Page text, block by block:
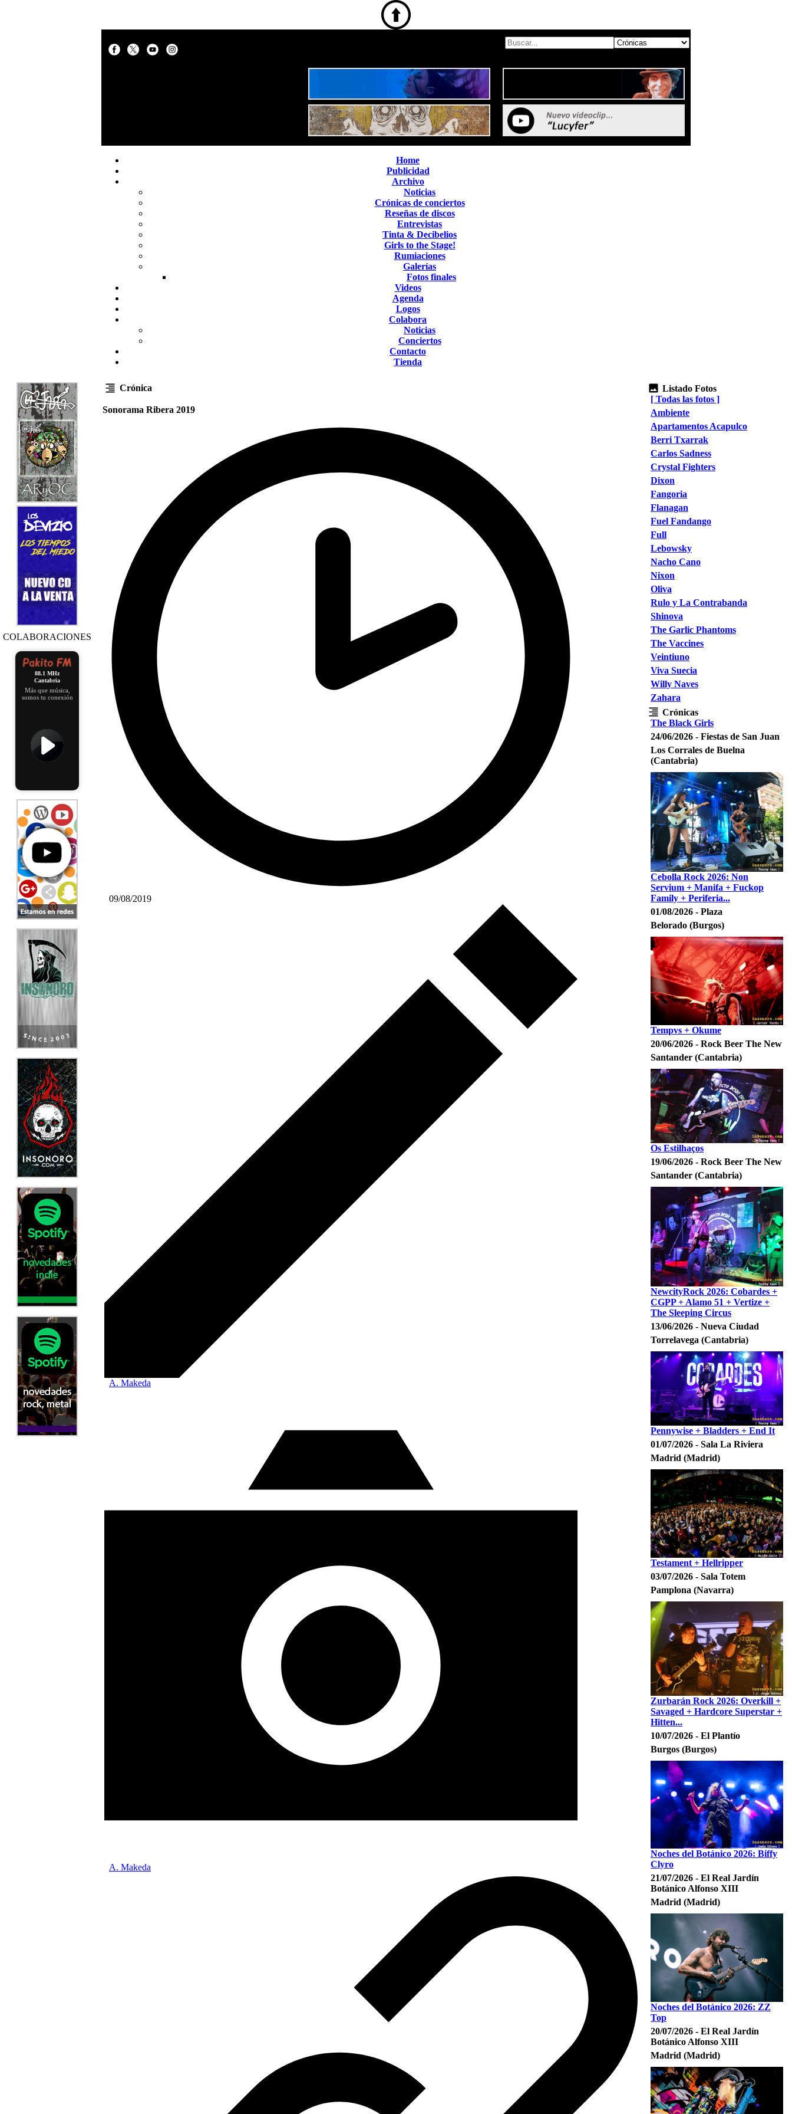
Home
Publicidad
Archivo
Noticias
Crónicas de conciertos
Reseñas de discos
Entrevistas
Tinta & Decibelios
Girls to the Stage!
Rumiaciones
Galerías
Fotos finales
Videos
Agenda
Logos
Colabora
Noticias
Conciertos
Contacto
Tienda
COLABORACIONES
88.1 MHz
Cantabria
Más que música,
somos tu conexión
Crónica
Sonorama Ribera 2019
09/08/2019
A. Makeda
A. Makeda
Listado Fotos
[ Todas las fotos ]
Ambiente
Apartamentos Acapulco
Berri Txarrak
Carlos Sadness
Crystal Fighters
Dixon
Fangoria
Flanagan
Fuel Fandango
Full
Lebowsky
Nacho Cano
Nixon
Oliva
Rulo y La Contrabanda
Shinova
The Garlic Phantoms
The Vaccines
Veintiuno
Viva Suecia
Willy Naves
Zahara
Crónicas
The Black Girls
24/06/2026 - Fiestas de San Juan
Los Corrales de Buelna
(Cantabria)
Cebolla Rock 2026: Non
Servium + Manifa + Fuckop
Family + Periferia...
01/08/2026 - Plaza
Belorado (Burgos)
Tempvs + Okume
20/06/2026 - Rock Beer The New
Santander (Cantabria)
Os Estilhaços
19/06/2026 - Rock Beer The New
Santander (Cantabria)
NewcityRock 2026: Cobardes +
CGPP + Alamo 51 + Vertize +
The Sleeping Circus
13/06/2026 - Nueva Ciudad
Torrelavega (Cantabria)
Pennywise + Bladders + End It
01/07/2026 - Sala La Riviera
Madrid (Madrid)
Testament + Hellripper
03/07/2026 - Sala Totem
Pamplona (Navarra)
Zurbarán Rock 2026: Overkill +
Savaged + Hardcore Superstar +
Hitten...
10/07/2026 - El Plantío
Burgos (Burgos)
Noches del Botánico 2026: Biffy
Clyro
21/07/2026 - El Real Jardín
Botánico Alfonso XIII
Madrid (Madrid)
Noches del Botánico 2026: ZZ
Top
20/07/2026 - El Real Jardín
Botánico Alfonso XIII
Madrid (Madrid)